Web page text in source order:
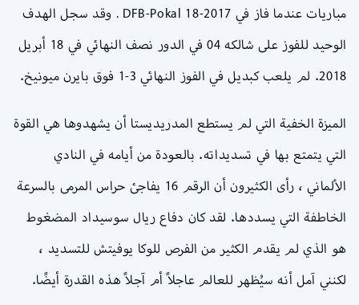
مباريات عندما فاز في 2017-18 DFB-Pokal . وقد سجل الهدف
الوحيد للفوز على شالكه 04 في الدور نصف النهائي في 18 أبريل
2018. لم يلعب كبديل في الفوز النهائي 3-1 فوق بايرن ميونيخ.
الميزة الخفية التي لم يستطع المدريديستا أن يشهدوها هي القوة
التي يتمتع بها في تسديداته. بالعودة من أيامه في النادي
الألماني ، رأى الكثيرون أن الرقم 16 يفاجئ حراس المرمى بالسرعة
الخاطفة التي يسددها. لقد كان دفاع ريال سوسيداد المضغوط
هو الذي لم يقدم الكثير من الفرص للوكا يوفيتش للتسديد ،
لكنني آمل أنه سيُظهر للعالم عاجلاً أم آجلاً هذه القدرة أيضًا.